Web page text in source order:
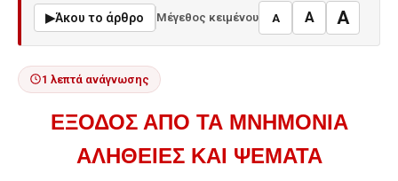
▶Άκου το άρθρο Μέγεθος κειμένου A A A
1 λεπτά ανάγνωσης
ΕΞΟΔΟΣ ΑΠΟ ΤΑ ΜΝΗΜΟΝΙΑ
ΑΛΗΘΕΙΕΣ ΚΑΙ ΨΕΜΑΤΑ